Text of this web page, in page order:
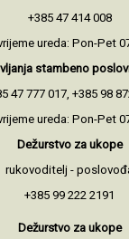
+385 47 414 008
ureda: Pon-Pet
stambeno
47 777 017, +385 98
ureda: Pon-Pet
Dežurstvo za ukope
rukovoditelj -
+385 99 222 2191
Dežurstvo za ukope